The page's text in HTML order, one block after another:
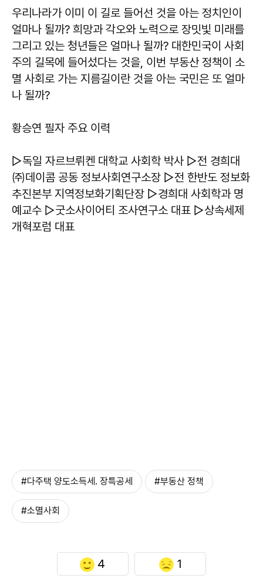
우리나라가 이미 이 길로 들어선 것을 아는 정치인이
얼마나 될까? 희망과 각오와 노력으로 장밋빛 미래를
그리고 있는 청년들은 얼마나 될까? 대한민국이 사회
주의 길목에 들어섰다는 것을, 이번 부동산 정책이 소
멸 사회로 가는 지름길이란 것을 아는 국민은 또 얼마
나 될까?
황승연 필자 주요 이력
▷독일 자르브뤼켄 대학교 사회학 박사 ▷전 경희대
㈜데이콤 공동 정보사회연구소장 ▷전 한반도 정보화
추진본부 지역정보화기획단장 ▷경희대 사회학과 명
예교수 ▷굿소사이어티 조사연구소 대표 ▷상속세제
개혁포럼 대표
#다주택 양도소득세. 장특공세 #부동산 정책
#소멸사회
4 1